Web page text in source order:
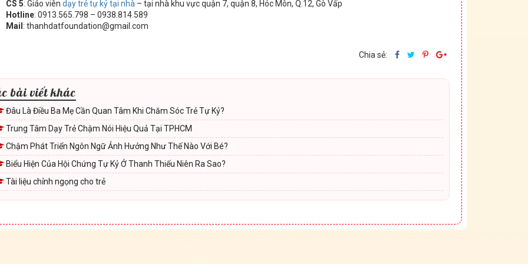
CS 5: Giáo viên dạy trẻ tự kỷ tại nhà – tại nhà khu vực quận 7, quận 8, Hóc Môn, Q.12, Gò Vấp
Hotline: 0913.565.798 – 0938.814.589
Mail : thanhdatfoundation@gmail.com
Chia sẻ:
bài viết khác
Đâu Là Điều Ba Mẹ Cần Quan Tâm Khi Chăm Sóc Trẻ Tự Kỷ?
Trung Tâm Dạy Trẻ Chậm Nói Hiệu Quả Tại TPHCM
Chậm Phát Triển Ngôn Ngữ Ảnh Hưởng Như Thế Nào Với Bé?
Biểu Hiện Của Hội Chứng Tự Kỷ Ở Thanh Thiếu Niên Ra Sao?
Tài liệu chỉnh ngọng cho trẻ